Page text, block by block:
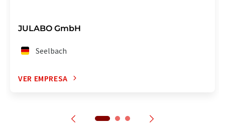
JULABO GmbH
Seelbach
VER EMPRESA